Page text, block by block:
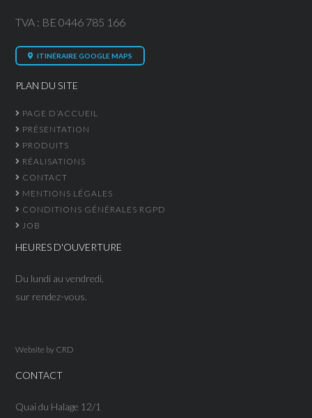
TVA : BE 0446 785 166
ITINÉRAIRE GOOGLE MAPS
PLAN DU SITE
PAGE D’ACCUEIL
PRÉSENTATION
PRODUITS
RÉALISATIONS
CONTACT
MENTIONS LÉGALES
CONDITIONS GÉNÉRALES RGPD
JOB
HEURES D'OUVERTURE
Du lundi au vendredi,
sur rendez-vous.
Website by CRD
CONTACT
Quai du Halage 12/1